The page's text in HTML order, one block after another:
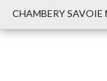
CHAMBERY SAVOIE